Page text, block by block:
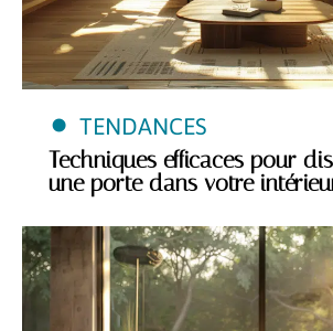
TENDANCES
Techniques efficaces pour
une porte dans votre